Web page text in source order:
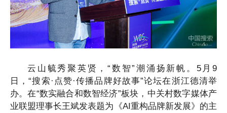
云山毓秀聚英贤，“数智”潮涌扬新帆。5月9
日，“搜索·点赞·传播品牌好故事”论坛在浙江德清举
办。在“数实融合和数智经济”板块，中关村数字媒体产
业联盟理事长王斌发表题为《AI重构品牌新发展》的主